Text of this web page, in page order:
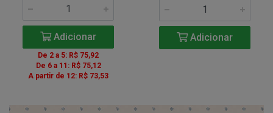
Adicionar
De 2 a 5: R$ 75,92
De 6 a 11: R$ 75,12
A partir de 12: R$ 73,53
Adicionar